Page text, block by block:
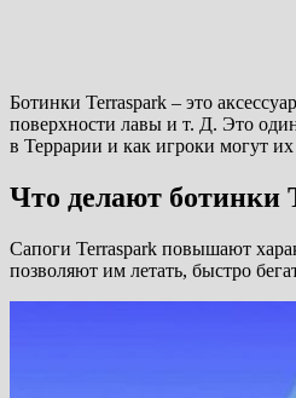
Ботинки Terraspark – это
поверхности лавы и т. Д. Это
в Террарии и как игроки могут
Что делают ботинки
Сапоги Terraspark повышают
позволяют им летать, быстро